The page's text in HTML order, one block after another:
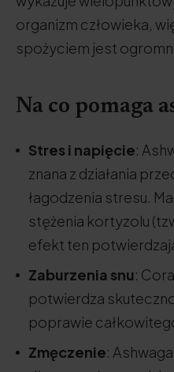
organizm człowieka,
spożyciem jest
Na co pomaga
Stres i napięcie:
znana z działania
łagodzenia stresu.
stężenia kortyzolu
efekt ten
Zaburzenia snu:
potwierdza
poprawie
Zmęczenie: